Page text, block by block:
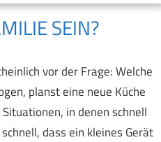
SEIN?
vor der Frage: Welche
planst eine neue Küche
in denen schnell
dass ein kleines Gerät